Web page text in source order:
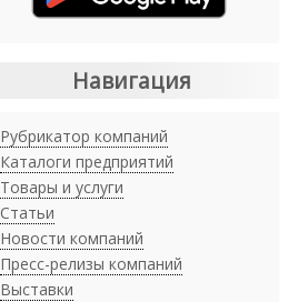
Навигация
Рубрикатор компаний
Каталоги предприятий
Товары и услуги
Статьи
Новости компаний
Пресс-релизы компаний
Выставки